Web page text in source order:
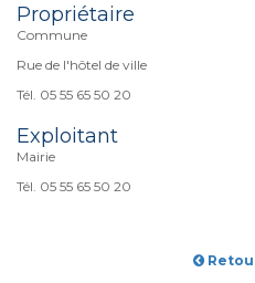
Propriétaire
Commune
Rue de l'hôtel de ville
Tél. 05 55 65 50 20
Exploitant
Mairie
Tél. 05 55 65 50 20